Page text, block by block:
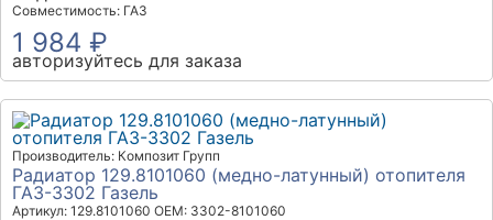
Совместимость: ГАЗ
1 984 ₽
авторизуйтесь для заказа
Производитель: Композит Групп
Радиатор 129.8101060 (медно-латунный) отопителя
ГАЗ-3302 Газель
Артикул: 129.8101060 OEM: 3302-8101060